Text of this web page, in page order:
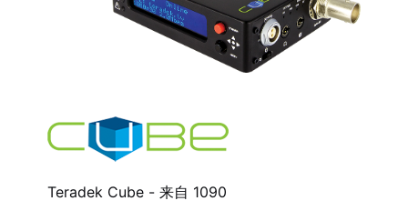
Teradek Cube - 来自 1090